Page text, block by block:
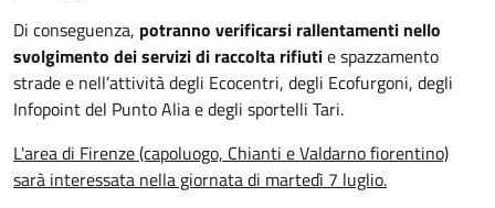
Di conseguenza, potranno verificarsi rallentamenti nello
svolgimento dei servizi di raccolta rifiutie spazzamento
strade e nell’attività degli Ecocentri, degli Ecofurgoni, degli
Infopoint del Punto Alia e degli sportelli Tari.
L'area di Firenze (capoluogo, Chianti e Valdarno fiorentino)
sarà interessata nella giornata di martedì 7 luglio.